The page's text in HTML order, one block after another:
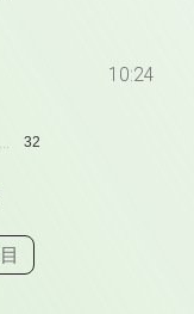
10:24
... 32
集